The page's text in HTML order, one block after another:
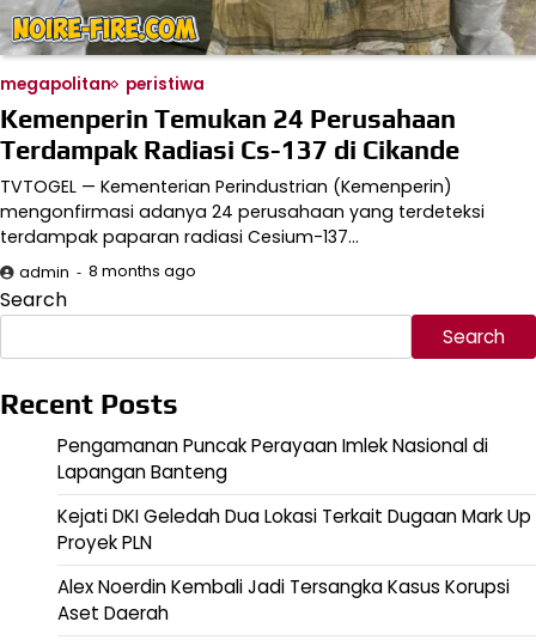
megapolitan peristiwa
Kemenperin Temukan 24 Perusahaan
Terdampak Radiasi Cs-137 di Cikande
TVTOGEL — Kementerian Perindustrian (Kemenperin)
mengonfirmasi adanya 24 perusahaan yang terdeteksi
terdampak paparan radiasi Cesium-137…
admin 8 months ago
Search
Search
Recent Posts
Pengamanan Puncak Perayaan Imlek Nasional di
Lapangan Banteng
Kejati DKI Geledah Dua Lokasi Terkait Dugaan Mark Up
Proyek PLN
Alex Noerdin Kembali Jadi Tersangka Kasus Korupsi
Aset Daerah